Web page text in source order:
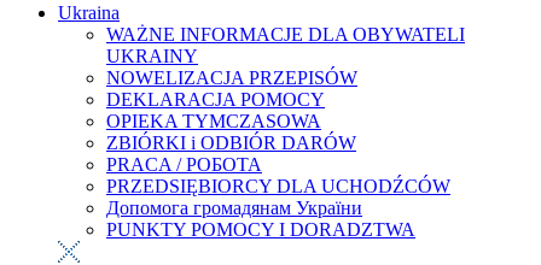
Ukraina
WAŻNE INFORMACJE DLA OBYWATELI
UKRAINY
NOWELIZACJA PRZEPISÓW
DEKLARACJA POMOCY
OPIEKA TYMCZASOWA
ZBIÓRKI i ODBIÓR DARÓW
PRACA / РОБОТА
PRZEDSIĘBIORCY DLA UCHODŹCÓW
Допомога громадянам України
PUNKTY POMOCY I DORADZTWA